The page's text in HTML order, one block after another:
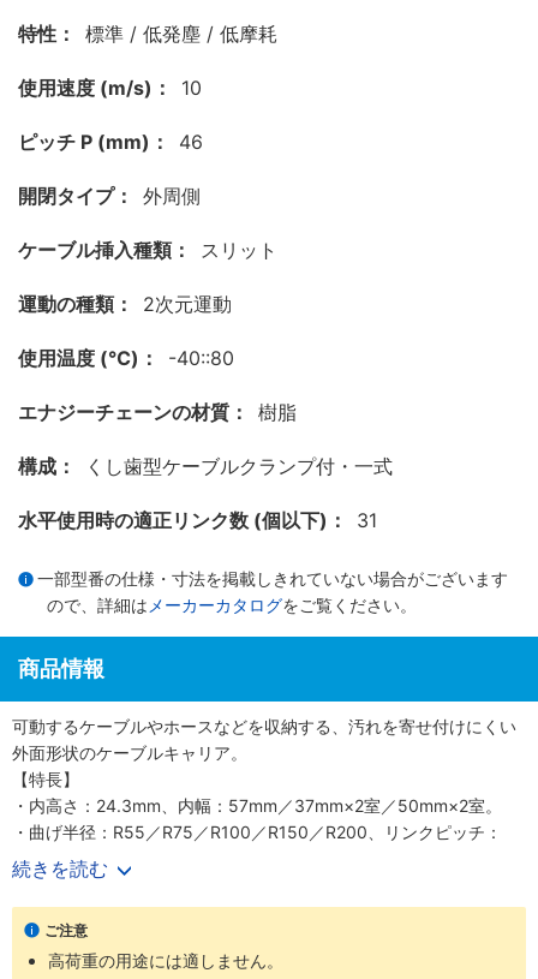
特性： 標準 / 低発塵 / 低摩耗
使用速度 (m/s)： 10
ピッチ P (mm)： 46
開閉タイプ： 外周側
ケーブル挿入種類： スリット
運動の種類： 2次元運動
使用温度 (℃)： -40::80
エナジーチェーンの材質： 樹脂
構成： くし歯型ケーブルクランプ付・一式
水平使用時の適正リンク数 (個以下)： 31
一部型番の仕様・寸法を掲載しきれていない場合がございます
ので、詳細は メーカーカタログをご覧ください。
商品情報
可動するケーブルやホースなどを収納する、汚れを寄せ付けにくい
外面形状のケーブルキャリア。
【特長】
・内高さ：24.3mm、内幅：57mm／37mm×2室／50mm×2室。
・曲げ半径：R55／R75／R100／R150／R200、リンクピッチ：
46mm。
・外周側にスリットがあり、ケーブルを押し入れることにより簡単
収納が可能。
・作業時間の短縮が可能。
・ねじり走行可能（制限あり）。
続きを読む
ご注意
高荷重の用途には適しません。